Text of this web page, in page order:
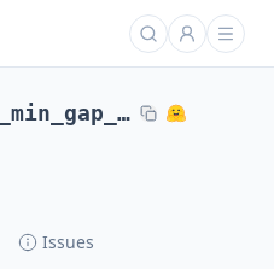
iter2_7b_min_gap_0.17_final_scores_base_8
Issues